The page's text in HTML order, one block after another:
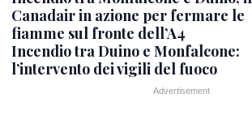
Canadair in azione per fermare le
fiamme sul fronte dell’A4
Incendio tra Duino e Monfalcone:
l’intervento dei vigili del fuoco